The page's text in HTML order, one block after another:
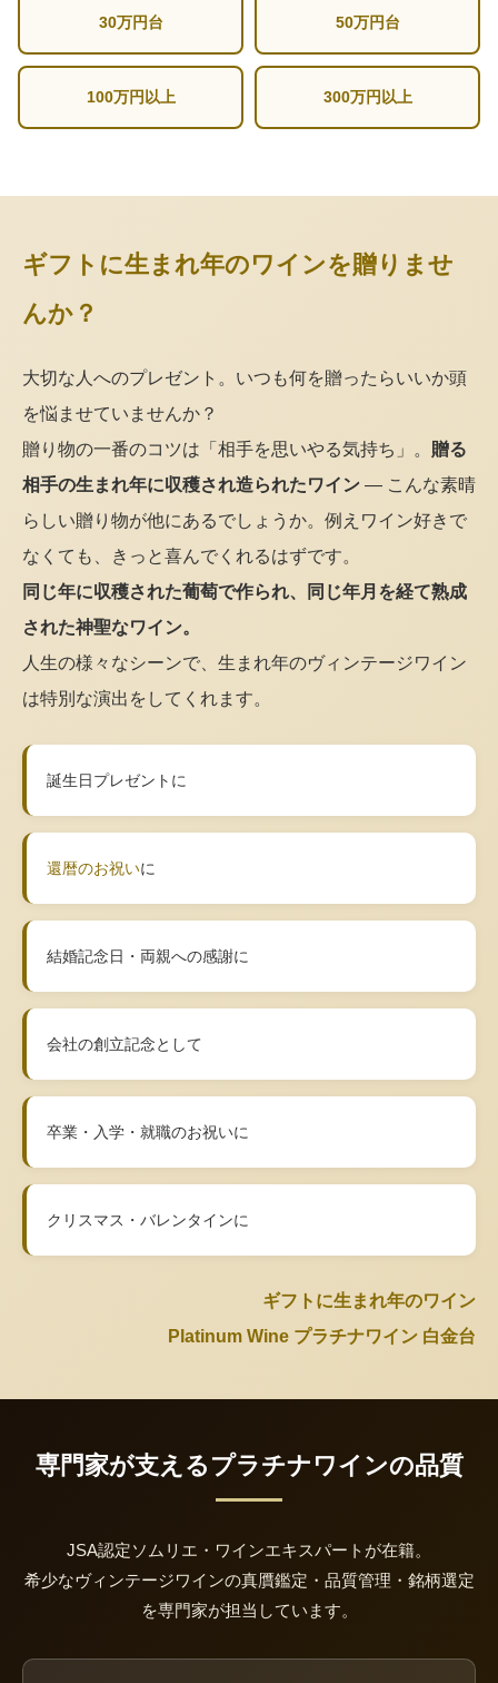
30万円台 50万円台
100万円以上 300万円以上
ギフトに生まれ年のワインを贈りませ
んか？
大切な人へのプレゼント。いつも何を贈ったらいいか頭
を悩ませていませんか？
贈り物の一番のコツは「相手を思いやる気持ち」。 贈る
相手の生まれ年に収穫され造られたワイン — こんな素晴
らしい贈り物が他にあるでしょうか。例えワイン好きで
なくても、きっと喜んでくれるはずです。
同じ年に収穫された葡萄で作られ、同じ年月を経て熟成
された神聖なワイン。
人生の様々なシーンで、生まれ年のヴィンテージワイン
は特別な演出をしてくれます。
誕生日プレゼントに
還暦のお祝いに
結婚記念日・両親への感謝に
会社の創立記念として
卒業・入学・就職のお祝いに
クリスマス・バレンタインに
ギフトに生まれ年のワイン
Platinum Wine プラチナワイン 白金台
専門家が支えるプラチナワインの品質
JSA認定ソムリエ・ワインエキスパートが在籍。
希少なヴィンテージワインの真贋鑑定・品質管理・銘柄選定
を専門家が担当しています。